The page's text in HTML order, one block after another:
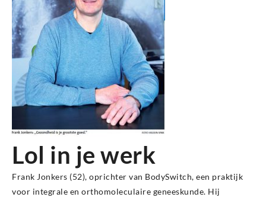
Lol in je werk
Frank Jonkers (52), oprichter van BodySwitch, een praktijk
voor integrale en orthomoleculaire geneeskunde. Hij